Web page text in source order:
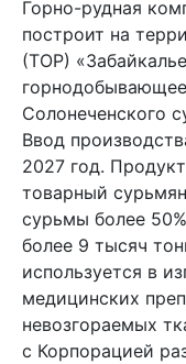
Горно-рудная
построит на
(ТОР)
Солонеченского
Ввод
2027 год.
товарный
сурьмы более
более 9 тысяч
используется в
медицинских
невозгораемых
с Корпорацией